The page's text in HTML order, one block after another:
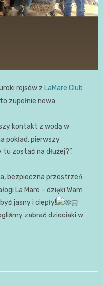
rejsów z LaMare Club
zupełnie nowa
kontakt z wodą w
pokład, pierwszy
zostać na dłużej?”.
bezpieczna przestrzeń
La Mare – dzięki Wam
jasny i ciepły!
zabrać dzieciaki w